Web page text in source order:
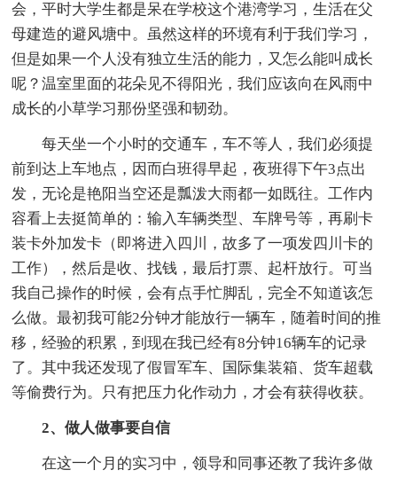
会，平时大学生都是呆在学校这个港湾学习，生活在父
母建造的避风塘中。虽然这样的环境有利于我们学习，
但是如果一个人没有独立生活的能力，又怎么能叫成长
呢？温室里面的花朵见不得阳光，我们应该向在风雨中
成长的小草学习那份坚强和韧劲。
每天坐一个小时的交通车，车不等人，我们必须提
前到达上车地点，因而白班得早起，夜班得下午3点出
发，无论是艳阳当空还是瓢泼大雨都一如既往。工作内
容看上去挺简单的：输入车辆类型、车牌号等，再刷卡
装卡外加发卡（即将进入四川，故多了一项发四川卡的
工作），然后是收、找钱，最后打票、起杆放行。可当
我自己操作的时候，会有点手忙脚乱，完全不知道该怎
么做。最初我可能2分钟才能放行一辆车，随着时间的推
移，经验的积累，到现在我已经有8分钟16辆车的记录
了。其中我还发现了假冒军车、国际集装箱、货车超载
等偷费行为。只有把压力化作动力，才会有获得收获。
2、做人做事要自信
在这一个月的实习中，领导和同事还教了我许多做